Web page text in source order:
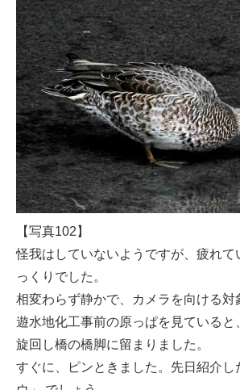
【写真102】
怪我はしていないようですが、疲れて
っくりでした。
相変わらず静かで、カメラを向ける対
遊水地化工事前の原っぱを見ていると
旋回し橋の橋脚に留まりました。
すぐに、ピンときました。先日紹介し